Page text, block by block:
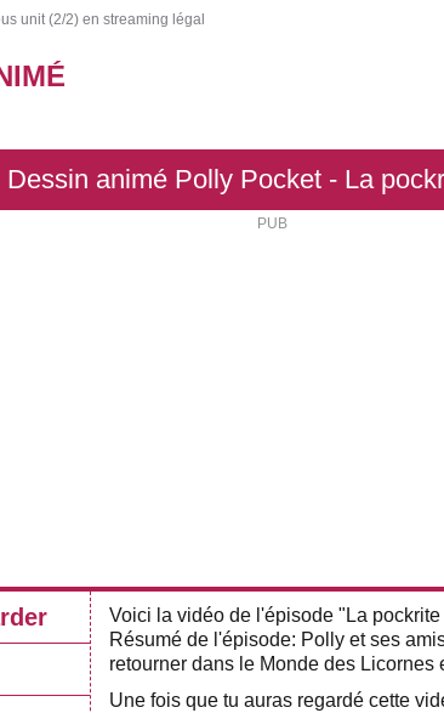
unit (2/2) en streaming légal
Dessin animé Polly Pocket - La
Voici la vidéo de l'épisode "La
Résumé de l'épisode: Polly et ses
retourner dans le Monde des
Une fois que tu auras regardé cette